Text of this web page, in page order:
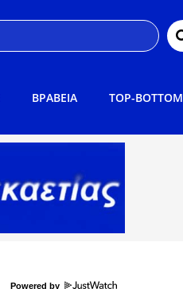
ΒΡΑΒΕΙΑ TOP-BOTTOM
Powered by